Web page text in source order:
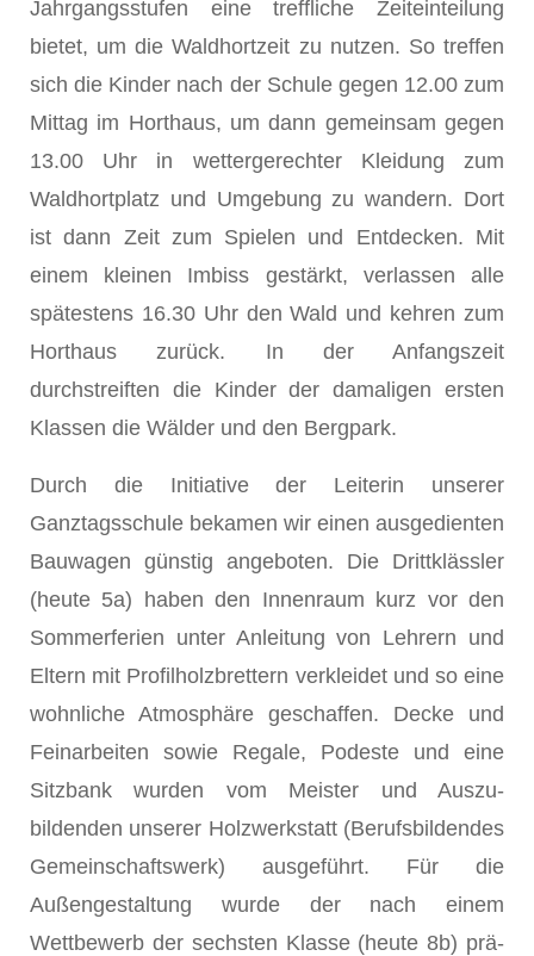
Jahrgangsstufen eine treffliche Zeiteinteilung
bietet, um die Waldhortzeit zu nutzen. So treffen
sich die Kinder nach der Schule gegen 12.00 zum
Mittag im Horthaus, um dann gemeinsam gegen
13.00 Uhr in wettergerechter Kleidung zum
Waldhortplatz und Umgebung zu wandern. Dort
ist dann Zeit zum Spielen und Entdecken. Mit
einem kleinen Imbiss gestärkt, verlassen alle
spätestens 16.30 Uhr den Wald und kehren zum
Horthaus zurück. In der Anfangszeit
durchstreiften die Kinder der damaligen ersten
Klassen die Wälder und den Bergpark.
Durch die Initiative der Leiterin unserer
Ganztagsschule be­kamen wir einen ausgedienten
Bauwagen günstig angeboten. Die Drittklässler
(heute 5a) haben den Innenraum kurz vor den
Sommerferien unter Anleitung von Lehrern und
Eltern mit Profilholzbrettern verkleidet und so eine
wohnliche At­mosphäre geschaffen. Decke und
Feinarbeiten sowie Regale, Podeste und eine
Sitzbank wurden vom Meister und Auszu­
bildenden unserer Holzwerkstatt (Berufsbildendes
Gemein­schaftswerk) ausgeführt. Für die
Außengestaltung wurde der nach einem
Wettbewerb der sechsten Klasse (heute 8b) prä­